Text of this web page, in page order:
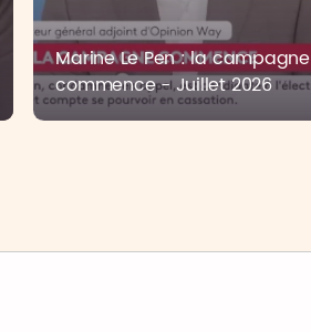
Marine Le Pen : la campagne
commence - Juillet 2026